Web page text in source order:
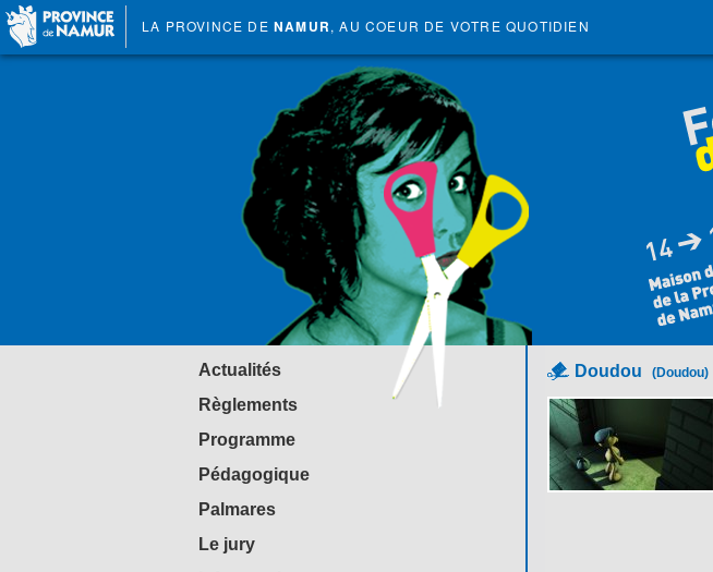
LA PROVINCE DE NAMUR, AU COEUR DE VOTRE QUOTIDIEN
Actualités
Règlements
Programme
Pédagogique
Palmares
Le jury
Doudou (Doudou)